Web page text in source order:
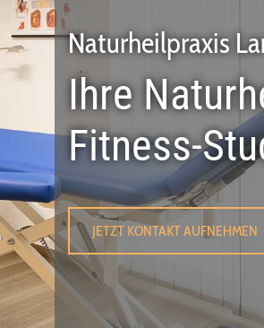
Naturheilpraxis
Ihre
Fitness-
JETZT KONTAKT AUFNEHMEN